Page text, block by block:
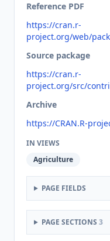
Reference PDF
https://cran.r-
project.org/web/
Source package
https://cran.r-
project.org/src/
Archive
https://CRAN.R-
IN VIEWS
Agriculture
PAGE FIELDS
PAGE SECTIONS 3